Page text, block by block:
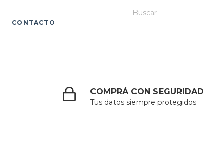
CONTACTO
COMPRÁ CON SEGURIDAD
Tus datos siempre protegidos